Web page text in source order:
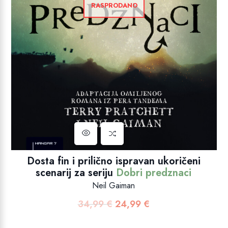
RASPRODANO
Dosta fin i prilično ispravan ukoričeni
scenarij za seriju Dobri predznaci
Neil Gaiman
34,99€ Izvorna
24,99 €Trenutna